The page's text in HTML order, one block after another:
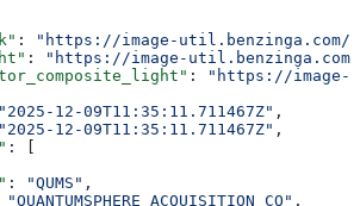
:
"https://image-util.benzinga.com/
:
"https://image-util.benzinga.com/
:
"https://image-
"2025-12-09T11:35:11.711467Z" ,
"2025-12-09T11:35:11.711467Z" ,
: [
: "QUMS" ,
"QUANTUMSPHERE ACQUISITION CO" ,